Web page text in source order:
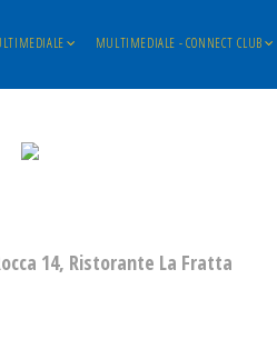
MULTIMEDIALE - CONNECT CLUB
14, Ristorante La Fratta